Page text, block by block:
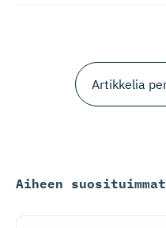
Aiheen suosituimmat